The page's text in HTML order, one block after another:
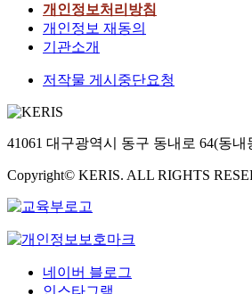
개인정보처리방침
개인정보 재동의
기관소개
저작물 게시중단요청
41061 대구광역시 동구 동내로 64(동내
Copyright© KERIS. ALL RIGHTS
네이버 블로그